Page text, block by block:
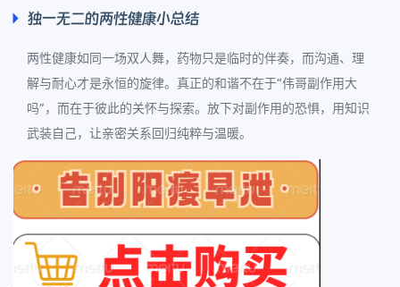
独一无二的两性健康小总结
两性健康如同一场双人舞，药物只是临时的伴奏，而沟通、理
解与耐心才是永恒的旋律。真正的和谐不在于“伟哥副作用大
吗”，而在于彼此的关怀与探索。放下对副作用的恐惧，用知识
武装自己，让亲密关系回归纯粹与温暖。